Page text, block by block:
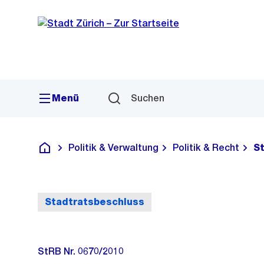
Navigation
Sprunglink
Menü Suchen
Deutsch
Politik & Verwaltung Politik & Recht
Stadtratsbeschluss
StRB Nr. 0670/2010